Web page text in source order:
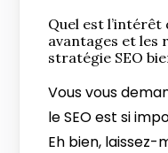
Quel est l’intérêt
avantages et les
stratégie SEO
Vous vous
le SEO est si
Eh bien, laissez-